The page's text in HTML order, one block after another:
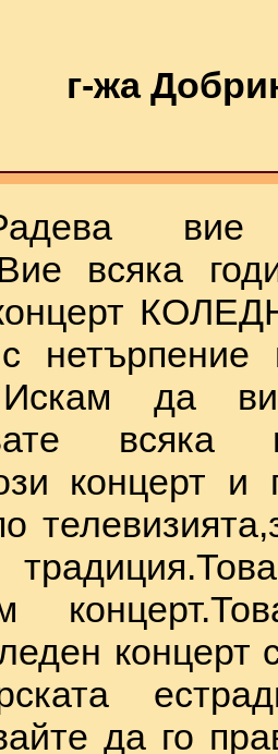
г-жа
всяка
Искам да
всяка
концерт и
концерт
да го